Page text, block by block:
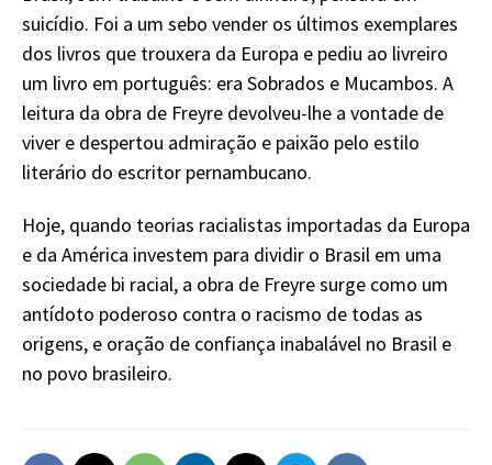
suicídio. Foi a um sebo vender os últimos exemplares
dos livros que trouxera da Europa e pediu ao livreiro
um livro em português: era Sobrados e Mucambos. A
leitura da obra de Freyre devolveu-lhe a vontade de
viver e despertou admiração e paixão pelo estilo
literário do escritor pernambucano.
Hoje, quando teorias racialistas importadas da Europa
e da América investem para dividir o Brasil em uma
sociedade bi racial, a obra de Freyre surge como um
antídoto poderoso contra o racismo de todas as
origens, e oração de confiança inabalável no Brasil e
no povo brasileiro.